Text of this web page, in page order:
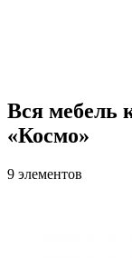
Вся мебель
«Космо»
9 элементов